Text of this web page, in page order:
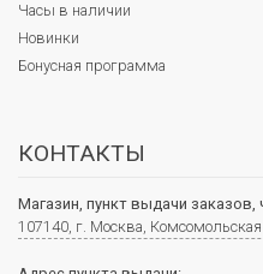
Часы в наличии
Новинки
Бонусная программа
КОНТАКТЫ
Магазин, пункт выдачи заказов,
107140, г. Москва,